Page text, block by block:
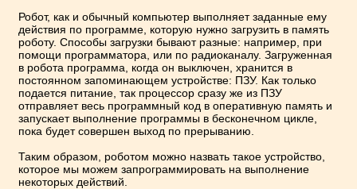
Робот, как и обычный компьютер выполняет заданные ему
действия по программе, которую нужно загрузить в память
роботу. Способы загрузки бывают разные: например, при
помощи программатора, или по радиоканалу. Загруженная
в робота программа, когда он выключен, хранится в
постоянном запоминающем устройстве: ПЗУ. Как только
подается питание, так процессор сразу же из ПЗУ
отправляет весь программный код в оперативную память и
запускает выполнение программы в бесконечном цикле,
пока будет совершен выход по прерыванию.
Таким образом, роботом можно назвать такое устройство,
которое мы можем запрограммировать на выполнение
некоторых действий.